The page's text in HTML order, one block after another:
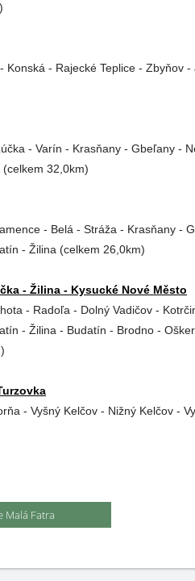
Konská - Rajecké Teplice - Zbyňov -
- Varín - Krasňany - Gbeľany -
32,0km)
- Belá - Stráža - Krasňany -
- Žilina (celkem 26,0km)
- Žilina - Kysucké Nové Město
- Radoľa - Dolný Vadičov -
- Žilina - Budatín - Brodno -
- Vyšný Kelčov - Nižný Kelčov -
Malá Fatra